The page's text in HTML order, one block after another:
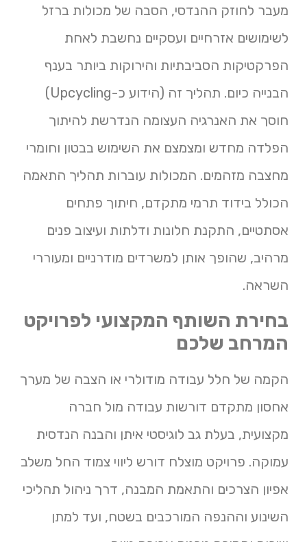
מעבר לחוזק ההנדסי, הסבה של מכולות ברזל
לשימושים אזרחיים ועסקיים נחשבת לאחת
הפרקטיקות הסביבתיות והירוקות ביותר בענף
הבנייה כיום. תהליך זה (הידוע כ-Upcycling)
חוסך את האנרגיה העצומה הנדרשת להיתוך
הפלדה מחדש ומצמצם את השימוש בבטון וחומרי
מחצבה מזהמים. המכולות עוברות תהליך התאמה
הכולל בידוד תרמי מתקדם, חיתוך פתחים
אסתטיים, התקנת חלונות ודלתות ועיצוב פנים
מרהיב, שהופך אותן למשרדים מודרניים ומעוררי
השראה.
בחירת השותף המקצועי לפרויקט
המרחב שלכם
הקמה של חלל עבודה מודולרי או הצבה של מערך
אחסון מתקדם דורשות עבודה מול חברה
מקצועית, בעלת גב לוגיסטי איתן והבנה הנדסית
עמוקה. פרויקט מוצלח דורש ליווי צמוד החל משלב
אפיון הצרכים והתאמת המבנה, דרך ניהול תהליכי
השינוע וההנפה המורכבים בשטח, ועד למתן